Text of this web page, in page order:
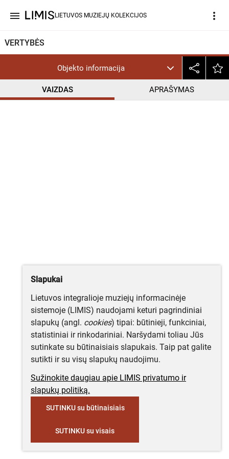
menu LIETUVOS MUZIEJŲ KOLEKCIJOS more_vert
VERTYBĖS
Objekto informacija
VAIZDAS APRAŠYMAS
Slapukai
Lietuvos integralioje muziejų informacinėje
sistemoje (LIMIS) naudojami keturi pagrindiniai
slapukų (angl. cookies) tipai: būtinieji, funkciniai,
statistiniai ir rinkodariniai. Naršydami toliau Jūs
sutinkate su būtinaisiais slapukais. Taip pat galite
sutikti ir su visų slapukų naudojimu.
Sužinokite daugiau apie LIMIS privatumo ir
slapukų politiką.
SUTINKU su būtinaisiais
SUTINKU su visais